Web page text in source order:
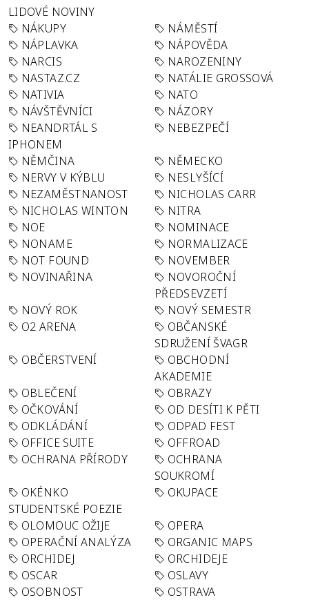
LIDOVÉ NOVINY
NÁKUPY
NÁMĚSTÍ
NÁPLAVKA
NÁPOVĚDA
NARCIS
NAROZENINY
NASTAZ.CZ
NATÁLIE GROSSOVÁ
NATIVIA
NATO
NÁVŠTĚVNÍCI
NÁZORY
NEANDRTÁL S
IPHONEM
NEBEZPEČÍ
NĚMČINA
NĚMECKO
NERVY V KÝBLU
NESLYŠÍCÍ
NEZAMĚSTNANOST
NICHOLAS CARR
NICHOLAS WINTON
NITRA
NOE
NOMINACE
NONAME
NORMALIZACE
NOT FOUND
NOVEMBER
NOVINAŘINA
NOVOROČNÍ
PŘEDSEVZETÍ
NOVÝ ROK
NOVÝ SEMESTR
O2 ARENA
OBČANSKÉ
SDRUŽENÍ ŠVAGR
OBČERSTVENÍ
OBCHODNÍ
AKADEMIE
OBLEČENÍ
OBRAZY
OČKOVÁNÍ
OD DESÍTI K PĚTI
ODKLÁDÁNÍ
ODPAD FEST
OFFICE SUITE
OFFROAD
OCHRANA PŘÍRODY
OCHRANA
SOUKROMÍ
OKÉNKO
STUDENTSKÉ POEZIE
OKUPACE
OLOMOUC OŽIJE
OPERA
OPERAČNÍ ANALÝZA
ORGANIC MAPS
ORCHIDEJ
ORCHIDEJE
OSCAR
OSLAVY
OSOBNOST
OSTRAVA